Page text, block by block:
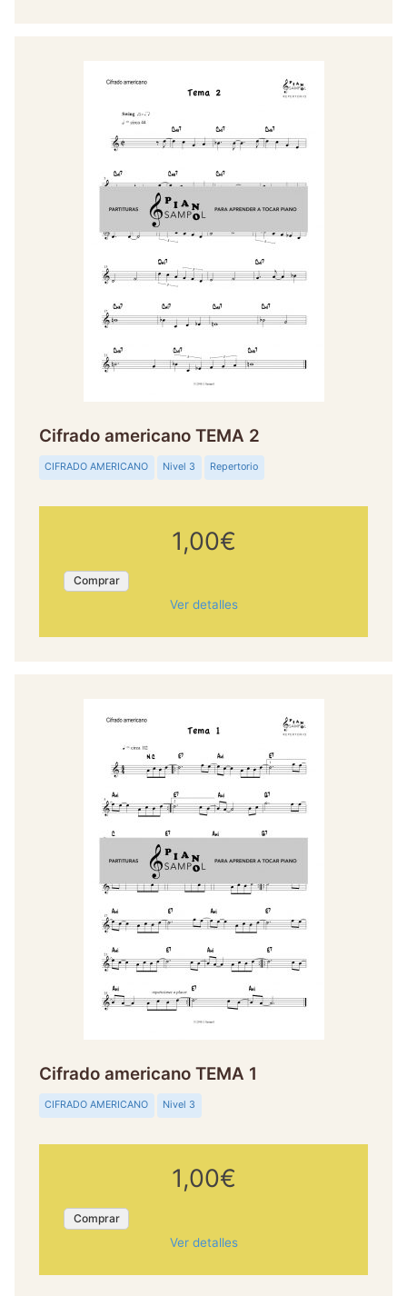
Cifrado americano TEMA 2
CIFRADO AMERICANO Nivel 3 Repertorio
1,00€
Comprar
Ver detalles
Cifrado americano TEMA 1
CIFRADO AMERICANO Nivel 3
1,00€
Comprar
Ver detalles